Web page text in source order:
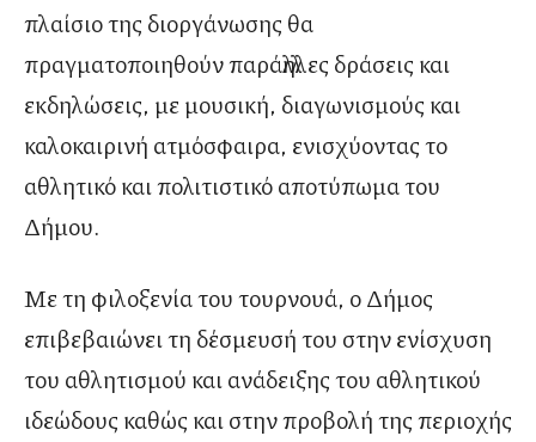
πλαίσιο της διοργάνωσης θα
πραγματοποιηθούν παράλληλες δράσεις και
εκδηλώσεις, με μουσική, διαγωνισμούς και
καλοκαιρινή ατμόσφαιρα, ενισχύοντας το
αθλητικό και πολιτιστικό αποτύπωμα του
Δήμου.
Με τη φιλοξενία του τουρνουά, ο Δήμος
επιβεβαιώνει τη δέσμευσή του στην ενίσχυση
του αθλητισμού και ανάδειξης του αθλητικού
ιδεώδους καθώς και στην προβολή της περιοχής